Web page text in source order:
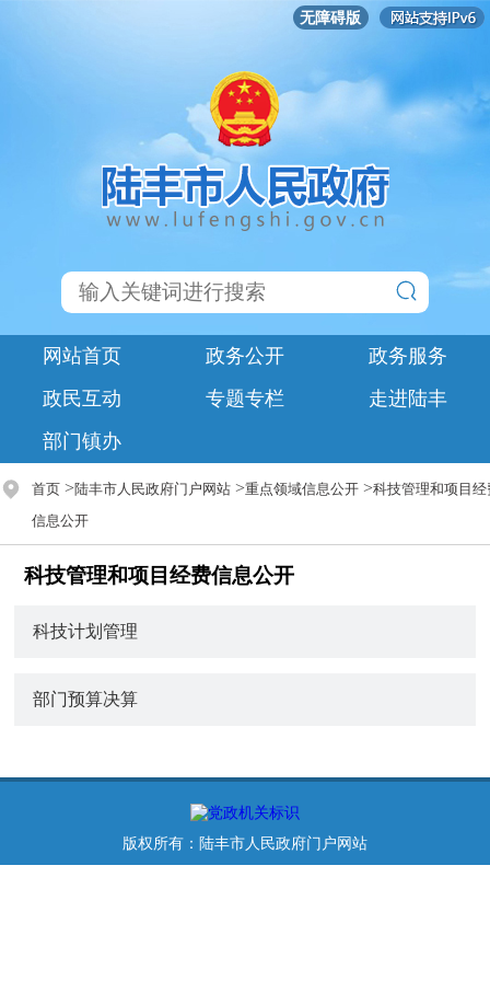
无障碍版
网站首页 政务公开
政务服务
政民互动
专题专栏
走进陆丰
部门镇办
首页>陆丰市人民政府门户网站>重点领域信息公开>科技管理和项目经
信息公开
科技管理和项目经费信息公开
科技计划管理
部门预算决算
版权所有：陆丰市人民政府门户网站